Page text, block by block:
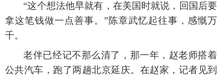
“这个想法他早就有，在美国时就说，回国后要
拿这笔钱做一点善事。”陈章武忆起往事，感慨万
千。
老伴已经记不那么清了，那一年，赵老师搭着
公共汽车，跑了两趟北京延庆。在赵家，记者见到